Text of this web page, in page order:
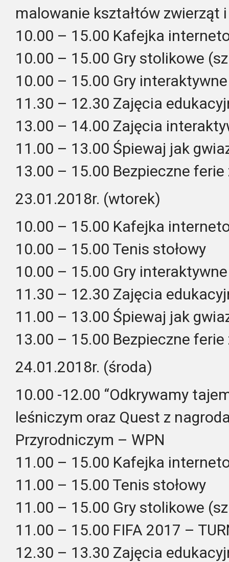
malowanie kształtów zwierząt
10.00 – 15.00 Kafejka
10.00 – 15.00 Gry stolikowe
10.00 – 15.00 Gry
11.30 – 12.30 Zajęcia
13.00 – 14.00 Zajęcia
11.00 – 13.00 Śpiewaj jak
13.00 – 15.00 Bezpieczne ferie
23.01.2018r. (wtorek)
10.00 – 15.00 Kafejka
10.00 – 15.00 Tenis stołowy
10.00 – 15.00 Gry
11.30 – 12.30 Zajęcia
11.00 – 13.00 Śpiewaj jak
13.00 – 15.00 Bezpieczne ferie
24.01.2018r. (środa)
10.00 -12.00 “Odkrywamy
leśniczym oraz Quest z
Przyrodniczym – WPN
11.00 – 15.00 Kafejka
11.00 – 15.00 Tenis stołowy
11.00 – 15.00 Gry stolikowe
11.00 – 15.00 FIFA 2017 –
12.30 – 13.30 Zajęcia